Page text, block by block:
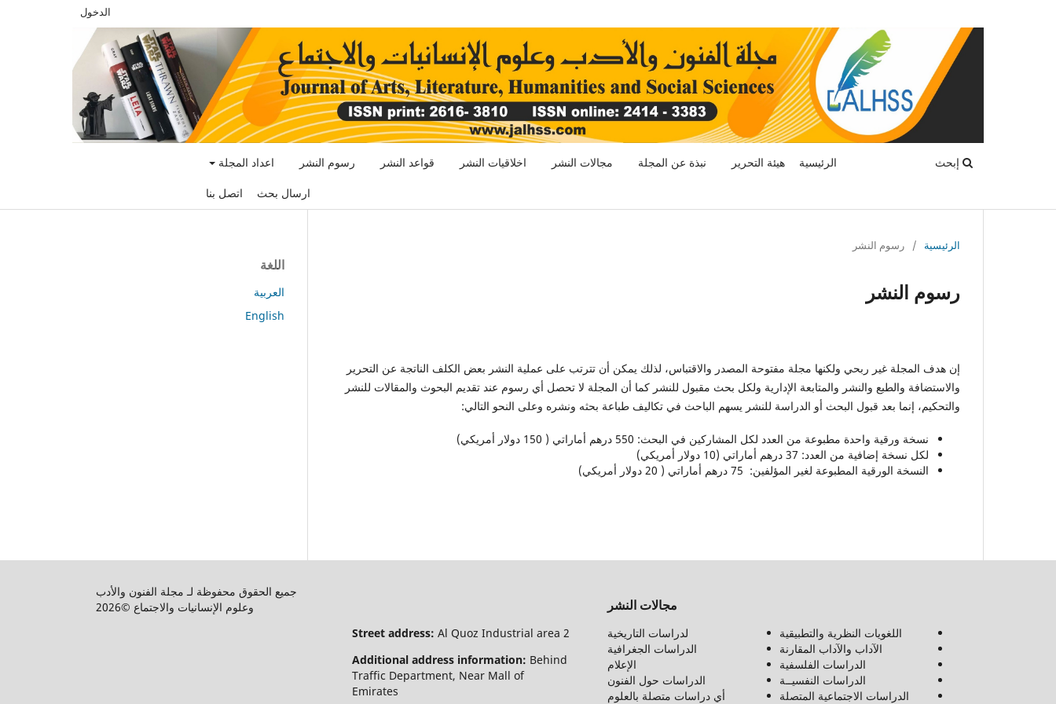
الرئيسية هيئة التحرير نبذة عن المجلة مجالات النشر اخلاقيات النشر قواعد النشر رسوم النشر اعداد المجلة
ارسال بحث اتصل بنا
إبحث
الدخول
الرئيسية / رسوم النشر
رسوم النشر
إن هدف المجلة غير ربحي ولكنها مجلة مفتوحة المصدر والاقتباس، لذلك يمكن أن تترتب على عملية النشر بعض الكلف الناتجة عن التحرير
والاستضافة والطبع والنشر والمتابعة الإدارية ولكل بحث مقبول للنشر كما أن المجلة لا تحصل أي رسوم عند تقديم البحوث والمقالات للنشر
والتحكيم، إنما بعد قبول البحث أو الدراسة للنشر يسهم الباحث في تكاليف طباعة بحثه ونشره وعلى النحو التالي:
نسخة ورقية واحدة مطبوعة من العدد لكل المشاركين في البحث: 550 درهم أماراتي ( 150 دولار أمريكي)
لكل نسخة إضافية من العدد: 37 درهم أماراتي (10 دولار أمريكي)
النسخة الورقية المطبوعة لغير المؤلفين: 75 درهم أماراتي ( 20 دولار أمريكي)
اللغة
العربية
English
مجالات النشر
اللغويات النظرية والتطبيقية
الآداب والآداب المقارنة
الدراسات الفلسفية
الدراسات النفسيــة
الدراسات الاجتماعية المتصلة
لدراسات التاريخية
الدراسات الجغرافية
الإعلام
الدراسات حول الفنون
أي دراسات متصلة بالعلوم
Street address: Al Quoz Industrial area 2
Additional address information: Behind
Traffic Department, Near Mall of
Emirates
جميع الحقوق محفوظة لـ مجلة الفنون والأدب
وعلوم الإنسانيات والاجتماع ©2026